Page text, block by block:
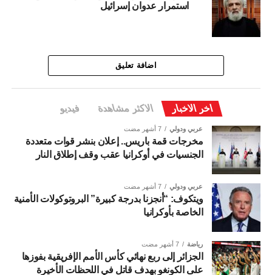
استمرار عدوان إسرائيل
اضافة تعليق
اخر الاخبار الاكثر مشاهدة فيديو
عربي ودولي 7 أشهر مضت
مخرجات قمة باريس.. إعلان بنشر قوات متعددة
الجنسيات في أوكرانيا عقب وقف إطلاق النار
عربي ودولي 7 أشهر مضت
ويتكوف: “أنجزنا بدرجة كبيرة” البروتوكولات الأمنية
الخاصة بأوكرانيا
رياضة 7 أشهر مضت
الجزائر إلى ربع نهائي كأس الأمم الإفريقية بفوزها
على الكونغو بهدف قاتل في اللحظات الأخيرة